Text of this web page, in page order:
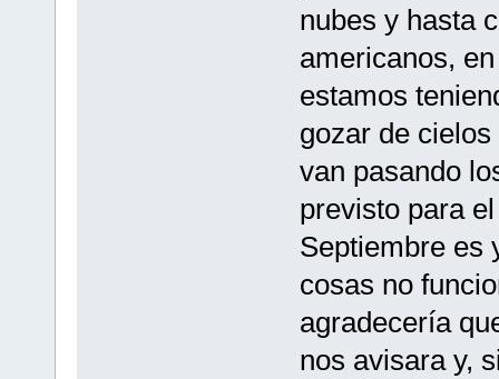
nubes y hasta
americanos,
estamos
gozar de
van pasando
previsto para
Septiembre es
cosas no
agradecería
nos avisara y,